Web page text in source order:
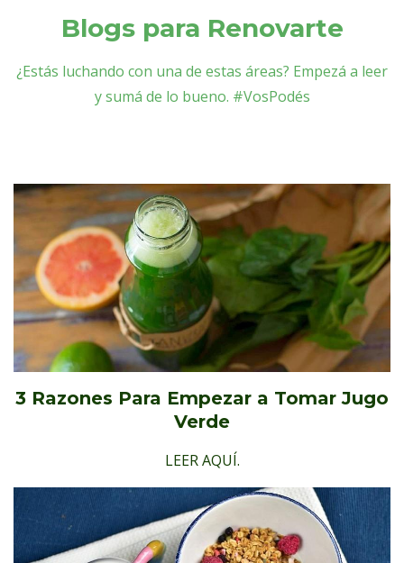
Blogs para Renovarte
¿Estás luchando con una de estas áreas? Empezá a leer
y sumá de lo bueno. #VosPodés
3 Razones Para Empezar a Tomar Jugo
Verde
LEER AQUÍ.